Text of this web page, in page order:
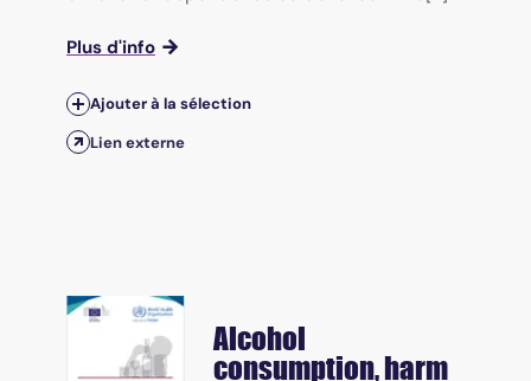
Plus d'info
Ajouter à la sélection
Lien externe
Alcohol
consumption, harm